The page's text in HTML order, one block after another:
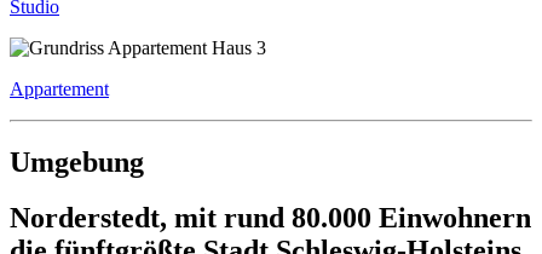
Studio
Appartement
Umge­bung
Norder­stedt, mit rund 80.000 Einwoh­nern